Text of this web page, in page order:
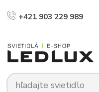
+421 903 229 989